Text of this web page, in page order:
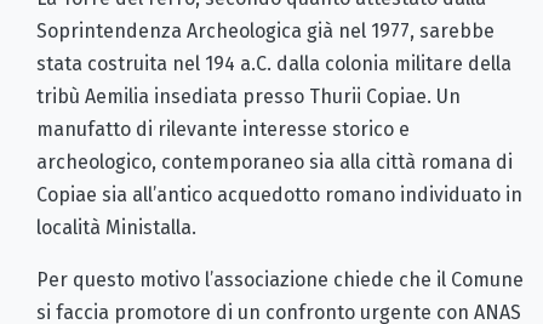
Soprintendenza Archeologica già nel 1977, sarebbe
stata costruita nel 194 a.C. dalla colonia militare della
tribù Aemilia insediata presso Thurii Copiae. Un
manufatto di rilevante interesse storico e
archeologico, contemporaneo sia alla città romana di
Copiae sia all’antico acquedotto romano individuato in
località Ministalla.
Per questo motivo l’associazione chiede che il Comune
si faccia promotore di un confronto urgente con ANAS